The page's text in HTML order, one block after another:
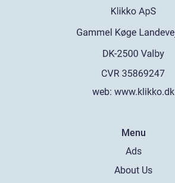
web: www.klikko.dk
Menu
Ads
About Us